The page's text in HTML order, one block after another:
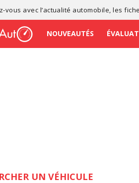
vous avec l’actualité automobile , les
NOUVEAUTÉS
UN VÉHICULE